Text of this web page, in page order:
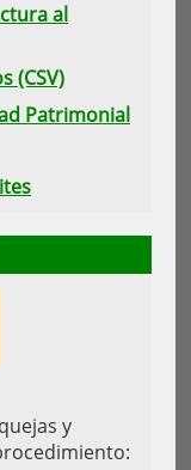
al
(CSV)
Patrimonial
y